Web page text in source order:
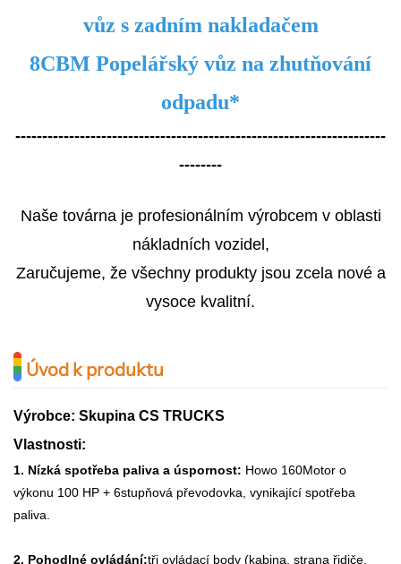
vůz s zadním nakladačem
8CBM Popelářský vůz na zhutňování
odpadu*
---------------------------------------------------------------------
--------
Naše továrna je profesionálním výrobcem v oblasti
nákladních vozidel,
Zaručujeme, že všechny produkty jsou zcela nové a
vysoce kvalitní.
Úvod k produktu
Výrobce: Skupina CS TRUCKS
Vlastnosti:
1. Nízká spotřeba paliva a úspornost: Howo 160Motor o
výkonu 100 HP + 6stupňová převodovka, vynikající spotřeba
paliva.
2. Pohodlné ovládání:tři ovládací body (kabina, strana řidiče,